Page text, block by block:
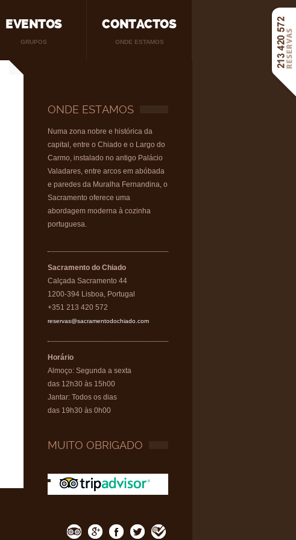
EVENTOS
GRUPOS
CONTACTOS
ONDE ESTAMOS
ONDE ESTAMOS
Numa zona nobre e histórica da
capital, entre o Chiado e o Largo do
Carmo, instalado no antigo Palácio
Valadares, entre arcos em abóbada
e paredes da Muralha Fernandina, o
Sacramento oferece uma
abordagem moderna à cozinha
portuguesa.
Sacramento do Chiado
Calçada Sacramento 44
1200-394 Lisboa, Portugal
+351 213 420 572
reservas@sacramentodochiado.com
Horário
Almoço: Segunda a sexta
das 12h30 às 15h00
Jantar: Todos os dias
das 19h30 às 0h00
MUITO OBRIGADO